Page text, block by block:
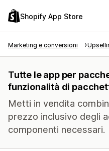
Shopify App Store
Marketing e conversioni
Tutte le app per
funzionalità di
Metti in vendita
prezzo inclusivo degli
componenti necessari.